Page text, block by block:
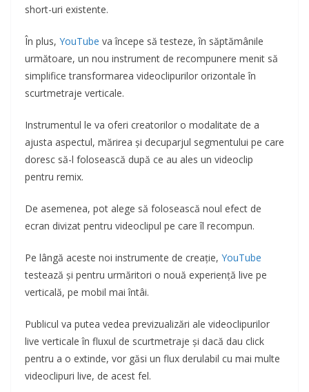
short-uri existente.
În plus, YouTube va începe să testeze, în săptămânile
următoare, un nou instrument de recompunere menit să
simplifice transformarea videoclipurilor orizontale în
scurtmetraje verticale.
Instrumentul le va oferi creatorilor o modalitate de a
ajusta aspectul, mărirea și decuparjul segmentului pe care
doresc să-l folosească după ce au ales un videoclip
pentru remix.
De asemenea, pot alege să folosească noul efect de
ecran divizat pentru videoclipul pe care îl recompun.
Pe lângă aceste noi instrumente de creație, YouTube
testează și pentru urmăritori o nouă experiență live pe
verticală, pe mobil mai întâi.
Publicul va putea vedea previzualizări ale videoclipurilor
live verticale în fluxul de scurtmetraje și dacă dau click
pentru a o extinde, vor găsi un flux derulabil cu mai multe
videoclipuri live, de acest fel.